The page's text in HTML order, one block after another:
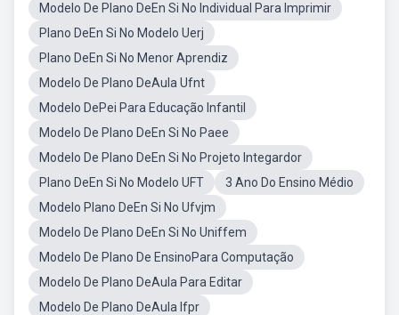
Modelo De Plano DeEn Si No Individual Para Imprimir
Plano DeEn Si No Modelo Uerj
Plano DeEn Si No Menor Aprendiz
Modelo De Plano DeAula Ufnt
Modelo DePei Para Educação Infantil
Modelo De Plano DeEn Si No Paee
Modelo De Plano DeEn Si No Projeto Integardor
Plano DeEn Si No Modelo UFT
3 Ano Do Ensino Médio
Modelo Plano DeEn Si No Ufvjm
Modelo De Plano DeEn Si No Uniffem
Modelo De Plano De EnsinoPara Computação
Modelo De Plano DeAula Para Editar
Modelo De Plano DeAula Ifpr